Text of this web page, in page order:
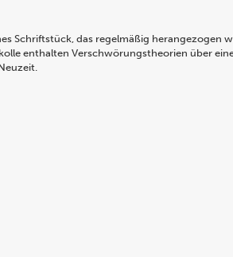
Schriftstück, das regelmäßig herangezogen
enthalten Verschwörungstheorien über